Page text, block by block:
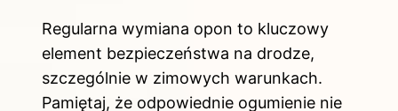
Regularna wymiana opon to kluczowy
element bezpieczeństwa na drodze,
szczególnie w zimowych warunkach.
Pamiętaj, że odpowiednie ogumienie nie